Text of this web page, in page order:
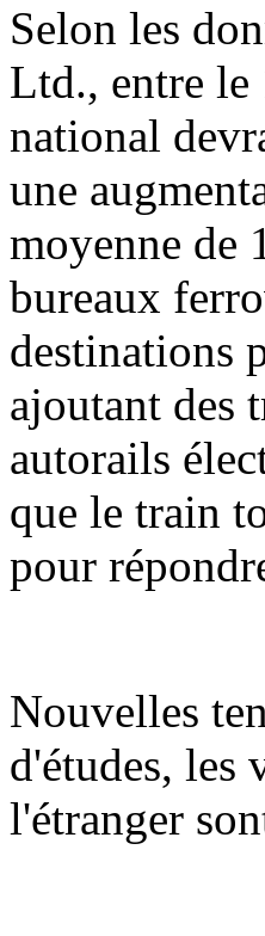
Selon les
Ltd., entre le
national
une
moyenne de
bureaux
destinations
ajoutant des
autorails
que le train
pour
Nouvelles
d'études, les
l'étranger